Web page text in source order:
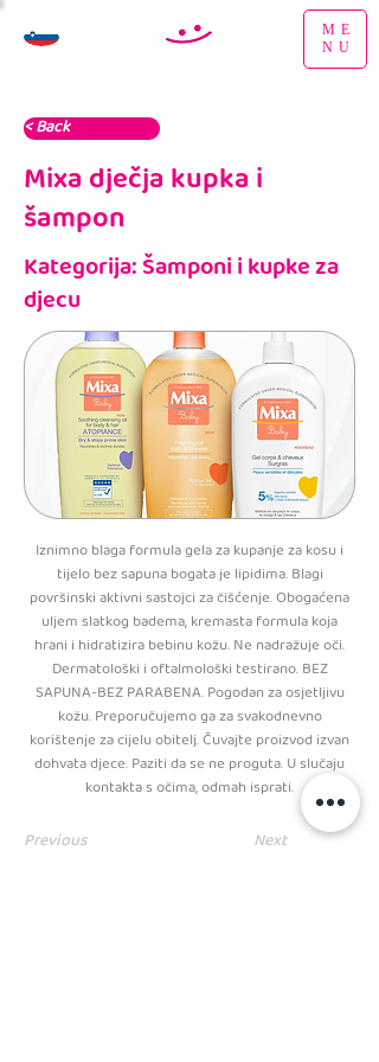
ME
NU
< Back
Mixa dječja kupka i
šampon
Kategorija: Šamponi i kupke za
djecu
Iznimno blaga formula gela za kupanje za kosu i
tijelo bez sapuna bogata je lipidima. Blagi
površinski aktivni sastojci za čišćenje. Obogaćena
uljem slatkog badema, kremasta formula koja
hrani i hidratizira bebinu kožu. Ne nadražuje oči.
Dermatološki i oftalmološki testirano. BEZ
SAPUNA-BEZ PARABENA. Pogodan za osjetljivu
kožu. Preporučujemo ga za svakodnevno
korištenje za cijelu obitelj. Čuvajte proizvod izvan
dohvata djece. Paziti da se ne proguta. U slučaju
kontakta s očima, odmah isprati.
Previous Next